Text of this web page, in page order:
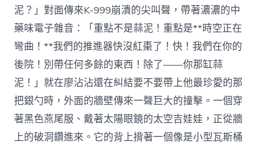
泥？」對面傳來K-999崩潰的尖叫聲，帶著濃濃的中
藥味電子雜音：「重點不是蒜泥！重點是**時空正在
彎曲！**我們的推進器快沒紅棗了！快！我們在你的
後院！別帶任何多餘的東西！除了——你那缸蒜
泥！」就在廖沾沾還在糾結要不要帶上他最珍愛的那
把銀勺時，外面的牆壁傳來一聲巨大的撞擊。一個穿
著黑色燕尾服、戴著太陽眼鏡的太空吉娃娃，正從牆
上的破洞鑽進來。它的背上揹著一個像是小型瓦斯桶